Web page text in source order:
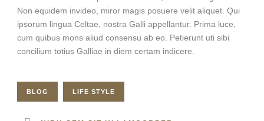
Non equidem invideo, miror magis posuere velit aliquet. Qui
ipsorum lingua Celtae, nostra Galli appellantur. Prima luce,
cum quibus mons aliud consensu ab eo. Petierunt uti sibi
concilium totius Galliae in diem certam indicere.
BLOG LIFE STYLE